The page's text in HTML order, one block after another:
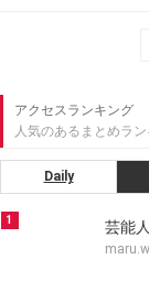
アクセスランキング
人気のあるまとめラ
Daily
1 芸能